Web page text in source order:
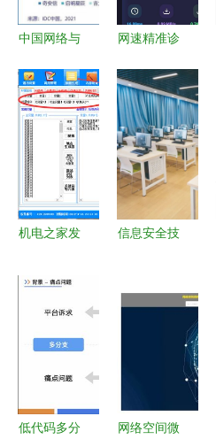
中国网络与
件行业分析
2020年政
府市场需求
驱动与技术
演进
网速精准诊
络测试加速
器安卓最新
版v1.0.0免
费下载指南
机电之家发
络信息安全
软件开发的
融合发展
信息安全技
低代码多分 网络空间微